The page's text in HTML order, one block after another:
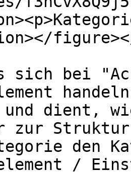
sich bei
dient,
zur
den
/